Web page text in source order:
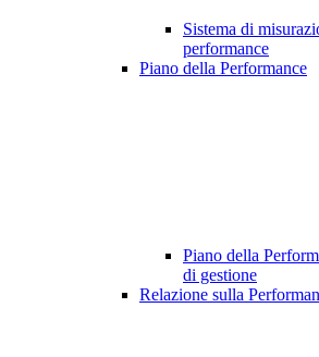
Sistema di
performance
Piano della Performance
Piano della
di gestione
Relazione sulla